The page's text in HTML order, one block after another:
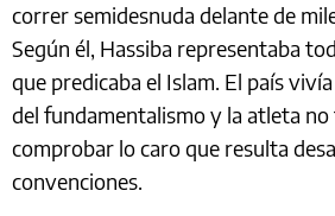
correr semidesnuda delante de
Según él, Hassiba representaba
que predicaba el Islam. El país
del fundamentalismo y la atleta
comprobar lo caro que resulta
convenciones.